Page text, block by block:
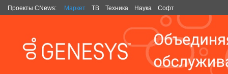
Проекты CNews: Маркет ТВ Техника Наука Софт